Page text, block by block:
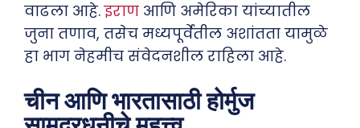
वाढला आहे.इराण आणि अमेरिका यांच्यातील
जुना तणाव, तसेच मध्यपूर्वेतील अशांतता यामुळे
हा भाग नेहमीच संवेदनशील राहिला आहे.
चीन आणि भारतासाठी होर्मुज